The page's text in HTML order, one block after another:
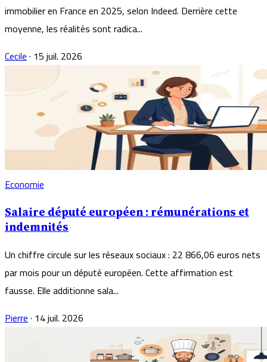
immobilier en France en 2025, selon Indeed. Derrière cette
moyenne, les réalités sont radica...
Cecile· 15 juil. 2026
Economie
Salaire député européen : rémunérations et
indemnités
Un chiffre circule sur les réseaux sociaux : 22 866,06 euros nets
par mois pour un député européen. Cette affirmation est
fausse. Elle additionne sala...
Pierre· 14 juil. 2026